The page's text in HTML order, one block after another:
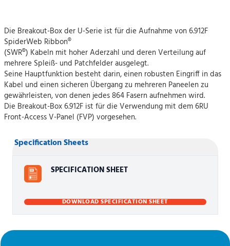
Die Breakout-Box der U-Serie ist für die Aufnahme von 6.912F
SpiderWeb Ribbon®
(SWR®) Kabeln mit hoher Aderzahl und deren Verteilung auf
mehrere Spleiß- und Patchfelder ausgelegt.
Seine Hauptfunktion besteht darin, einen robusten Eingriff in das
Kabel und einen sicheren Übergang zu mehreren Paneelen zu
gewährleisten, von denen jedes 864 Fasern aufnehmen wird.
Die Breakout-Box 6.912F ist für die Verwendung mit dem 6RU
Front-Access V-Panel (FVP) vorgesehen.
Specification Sheets
SPECIFICATION SHEET
DOWNLOAD SPECIFICATION SHEET